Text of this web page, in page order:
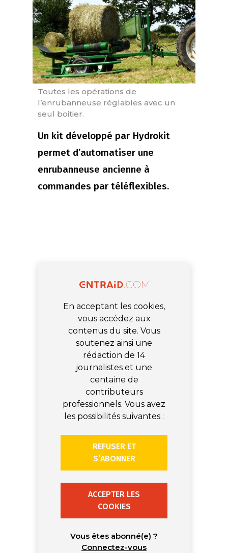
Toutes les opérations de
l’enrubanneuse réglables avec un
seul boitier.
Un kit développé par Hydrokit
permet d’automatiser une
enrubanneuse ancienne à
commandes par téléflexibles.
En acceptant les cookies,
vous accédez aux
contenus du site. Vous
soutenez ainsi une
rédaction de 14
journalistes et une
centaine de
contributeurs
professionnels. Vous avez
les possibilités suivantes :
REFUSER ET
S’ABONNER
ACCEPTER LES
COOKIES
Vous êtes abonné(e) ?
Connectez-vous